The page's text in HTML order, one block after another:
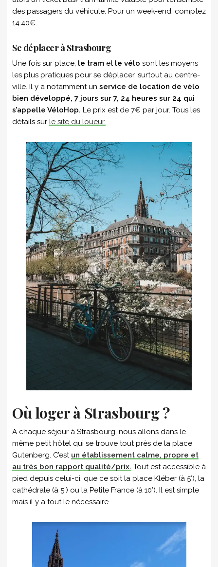
des passagers du véhicule. Pour un week-end, comptez
14.40€.
Se déplacer à Strasbourg
Une fois sur place, le tram etle vélo sont les moyens
les plus pratiques pour se déplacer, surtout au centre-
ville. Il y a notamment un service de location de vélo
bien développé, 7 jours sur 7, 24 heures sur 24 qui
s’appelle VéloHop. Le prix est de 7€ par jour. Tous les
détails sur le site du loueur.
Où loger à Strasbourg ?
A chaque séjour à Strasbourg, nous allons dans le
même petit hôtel qui se trouve tout près de la place
Gutenberg. C’est un établissement calme, propre et
au très bon rapport qualité/prix. Tout est accessible à
pied depuis celui-ci, que ce soit la place Kléber (à 5′), la
cathédrale (à 5′) ou la Petite France (à 10′). Il est simple
mais il y a tout le nécessaire.